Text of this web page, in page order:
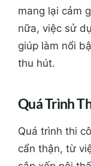
mang lại cảm
nữa, việc sử
giúp làm nổi
thu hút.
Quá Trình
Quá trình thi
cẩn thận, từ